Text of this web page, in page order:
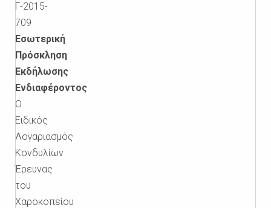
Γ-2015-
709
Εσωτερική
Πρόσκληση
Εκδήλωσης
Ενδιαφέροντος
Ο
Ειδικός
Λογαριασμός
Κονδυλίων
Έρευνας
του
Χαροκοπείου